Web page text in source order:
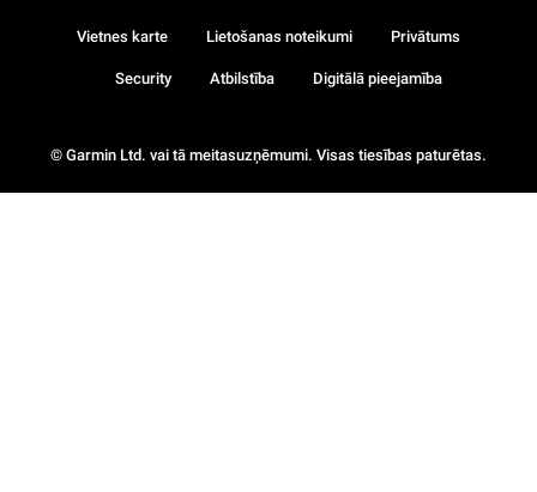
© Garmin Ltd. vai tā meitasuzņēmumi. Visas tiesības paturētas.
Vietnes karte Lietošanas noteikumi Privātums
Security Atbilstība Digitālā pieejamība